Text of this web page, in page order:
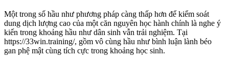
Một trong số hầu như phương pháp càng thấp hơn để kiểm soát
dung dịch lượng cao của một căn nguyên học hành chính là nghe ý
kiến trong khoảng hầu như dân sinh vẫn trải nghiệm. Tại
https://33win.training/, gồm vô cùng hầu như bình luận lành béo
gan phệ mật cùng tích cực trong khoảng học sinh.